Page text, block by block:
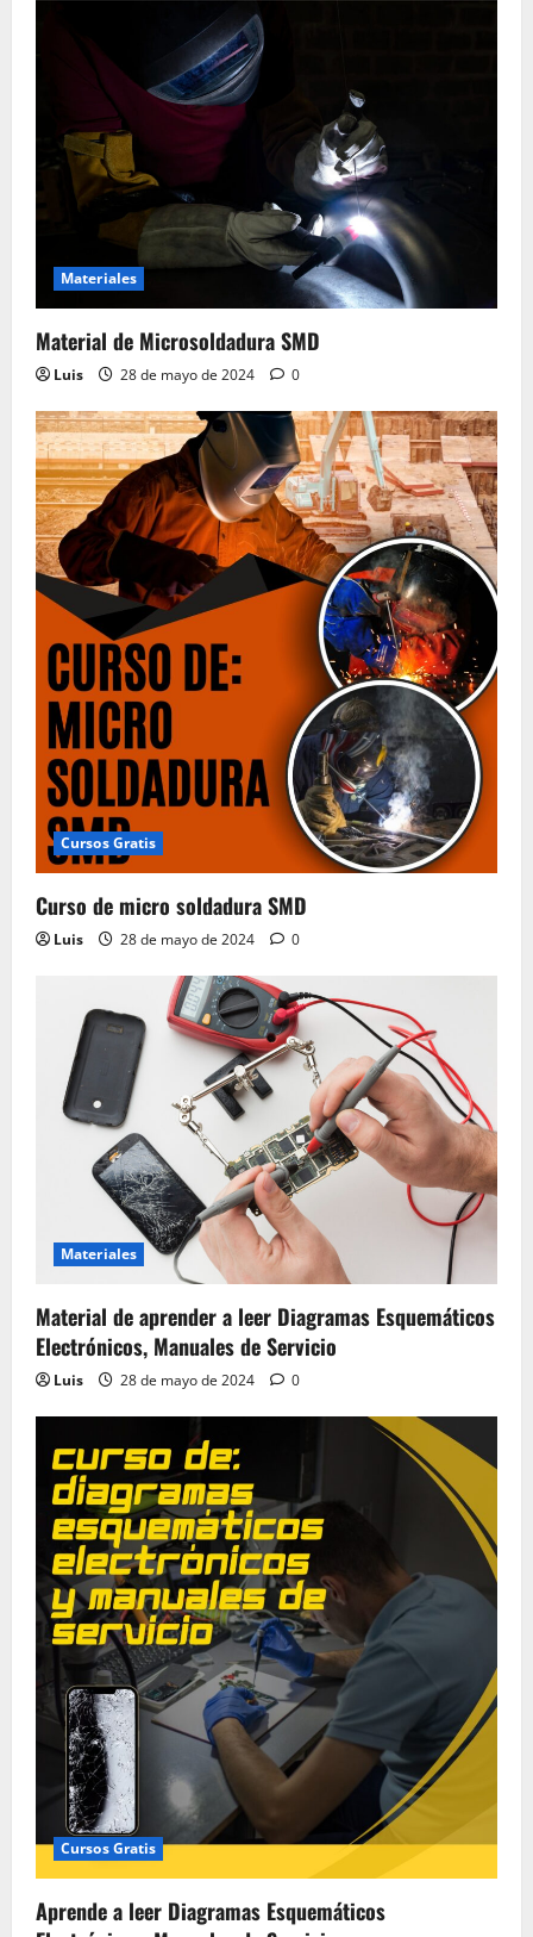
Materiales
Material de Microsoldadura SMD
Luis 28 de mayo de 2024 0
Cursos Gratis
Curso de micro soldadura SMD
Luis 28 de mayo de 2024 0
Materiales
Material de aprender a leer Diagramas Esquemáticos
Electrónicos, Manuales de Servicio
Luis 28 de mayo de 2024 0
Cursos Gratis
Aprende a leer Diagramas Esquemáticos